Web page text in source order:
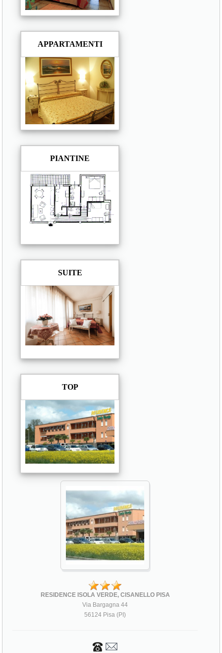
APPARTAMENTI
PIANTINE
SUITE
TOP
RESIDENCE ISOLA VERDE, CISANELLO PISA
Via Bargagna 44
56124 Pisa (PI)